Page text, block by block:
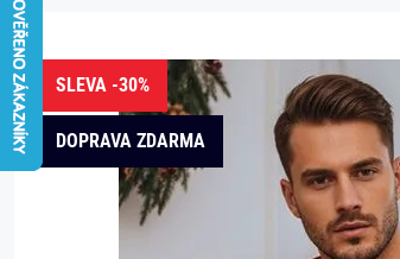
SLEVA -30%
DOPRAVA ZDARMA